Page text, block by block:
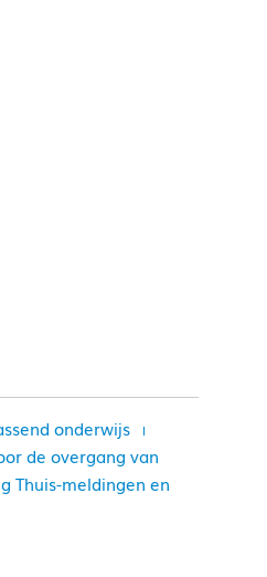
onderwijs
de overgang van
Thuis-meldingen en